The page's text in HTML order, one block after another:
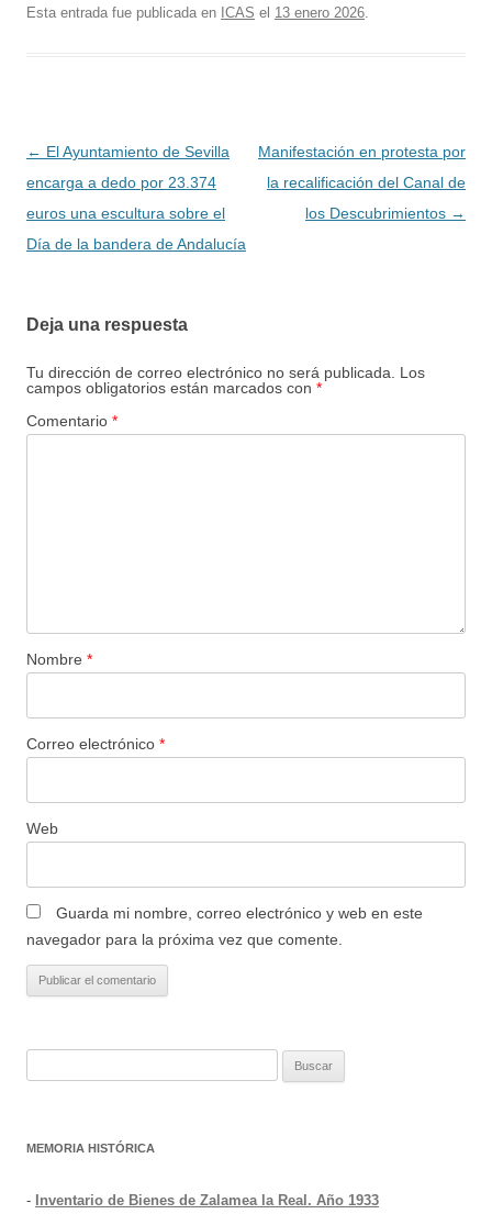
Esta entrada fue publicada en ICAS el 13 enero 2026.
Navegación
de
entradas
← El Ayuntamiento de Sevilla
encarga a dedo por 23.374
euros una escultura sobre el
Día de la bandera de Andalucía
Manifestación en protesta por
la recalificación del Canal de
los Descubrimientos →
Deja una respuesta
Tu dirección de correo electrónico no será publicada. Los
campos obligatorios están marcados con *
Comentario *
Nombre *
Correo electrónico *
Web
Guarda mi nombre, correo electrónico y web en este
navegador para la próxima vez que comente.
MEMORIA HISTÓRICA
- Inventario de Bienes de Zalamea la Real. Año 1933